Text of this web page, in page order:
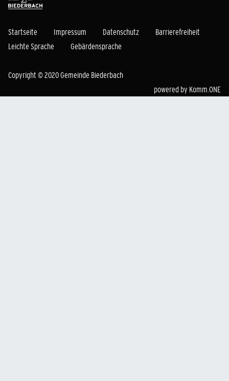
Startseite Impressum Datenschutz
Barrierefreiheit
Leichte Sprache
Gebärdensprache
Copyright © 2020 Gemeinde Biederbach
powered by Komm.ONE